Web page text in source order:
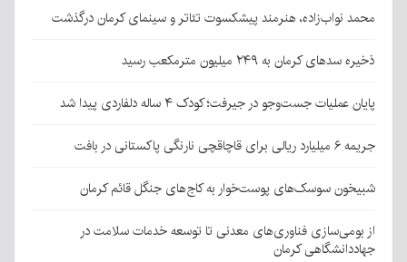
محمد نواب‌زاده، هنرمند پیشکسوت تئاتر و سینمای کرمان درگذشت
ذخیره سدهای کرمان به ۲۴۹ میلیون مترمکعب رسید
پایان عملیات جست‌وجو در جیرفت؛ کودک ۴ ساله دلفاردی پیدا شد
جریمه ۶ میلیارد ریالی برای قاچاقچی نارنگی پاکستانی در بافت
شبیخون سوسک‌های پوست‌خوار به کاج‌های جنگل قائم کرمان
از بومی‌سازی فناوری‌های معدنی تا توسعه خدمات سلامت در
جهاددانشگاهی کرمان